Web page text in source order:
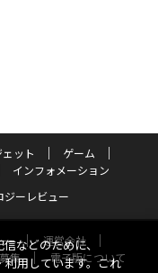
ット
ゲーム
インフォメーション
ジーレビュー
運営会社
集
電子版について
などのために、
利用しています。これ